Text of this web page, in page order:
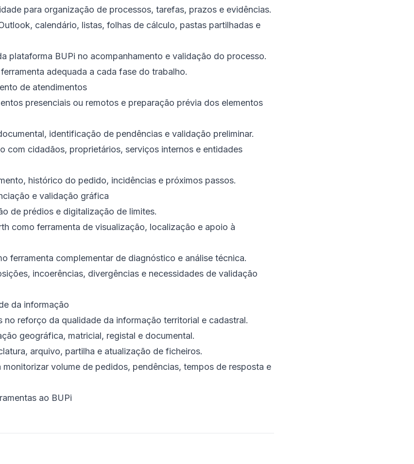
para organização de processos, tarefas, prazos e evidências.
calendário, listas, folhas de cálculo, pastas partilhadas e
plataforma BUPi no acompanhamento e validação do processo.
adequada a cada fase do trabalho.
de atendimentos
presenciais ou remotos e preparação prévia dos elementos
identificação de pendências e validação preliminar.
com cidadãos, proprietários, serviços internos e entidades
histórico do pedido, incidências e próximos passos.
e validação gráfica
de prédios e digitalização de limites.
como ferramenta de visualização, localização e apoio à
ferramenta complementar de diagnóstico e análise técnica.
incoerências, divergências e necessidades de validação
da informação
no reforço da qualidade da informação territorial e cadastral.
geográfica, matricial, registal e documental.
arquivo, partilha e atualização de ficheiros.
monitorizar volume de pedidos, pendências, tempos de resposta e
ao BUPi